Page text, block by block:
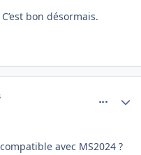
bon désormais.
avec MS2024 ?